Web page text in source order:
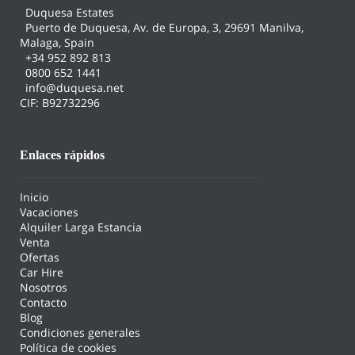
Duquesa Estates
Puerto de Duquesa, Av. de Europa, 3, 29691 Manilva,
Malaga, Spain
+34 952 892 813
0800 652 1441
info@duquesa.net
CIF: B92732296
Enlaces rápidos
Inicio
Vacaciones
Alquiler Larga Estancia
Venta
Ofertas
Car Hire
Nosotros
Contacto
Blog
Condiciones generales
Política de cookies